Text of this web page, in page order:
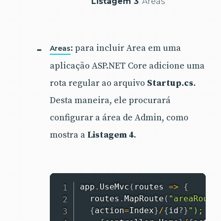
Areas: para incluir Area em uma
aplicação ASP.NET Core adicione uma
rota regular ao arquivo Startup.cs.
Desta maneira, ele procurará
configurar a área de Admin, como
mostra a Listagem 4.
app . UseMvc ( routes =>
{
  routes
. MapRoute (
{action=Index} /{ id?} ");